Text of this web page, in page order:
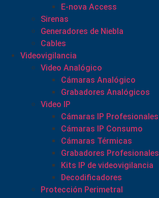
E-nova Access
Sirenas
Generadores de Niebla
Cables
Videovigilancia
Video Analógico
Cámaras Analógico
Grabadores Analógicos
Video IP
Cámaras IP Profesionales
Cámaras IP Consumo
Cámaras Térmicas
Grabadores Profesionales
Kits IP de videovigilancia
Decodificadores
Protección Perimetral